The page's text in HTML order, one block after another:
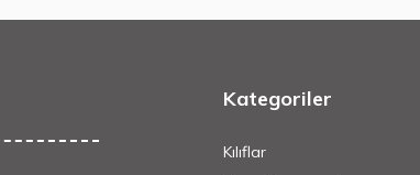
Kategoriler
Kılıflar